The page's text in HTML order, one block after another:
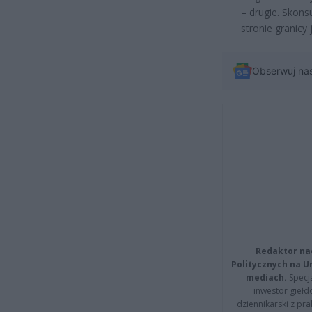
– drugie.
stronie granicy
Obserwuj
Redaktor
Politycznych na
mediach.
inwestor
dziennikarski z